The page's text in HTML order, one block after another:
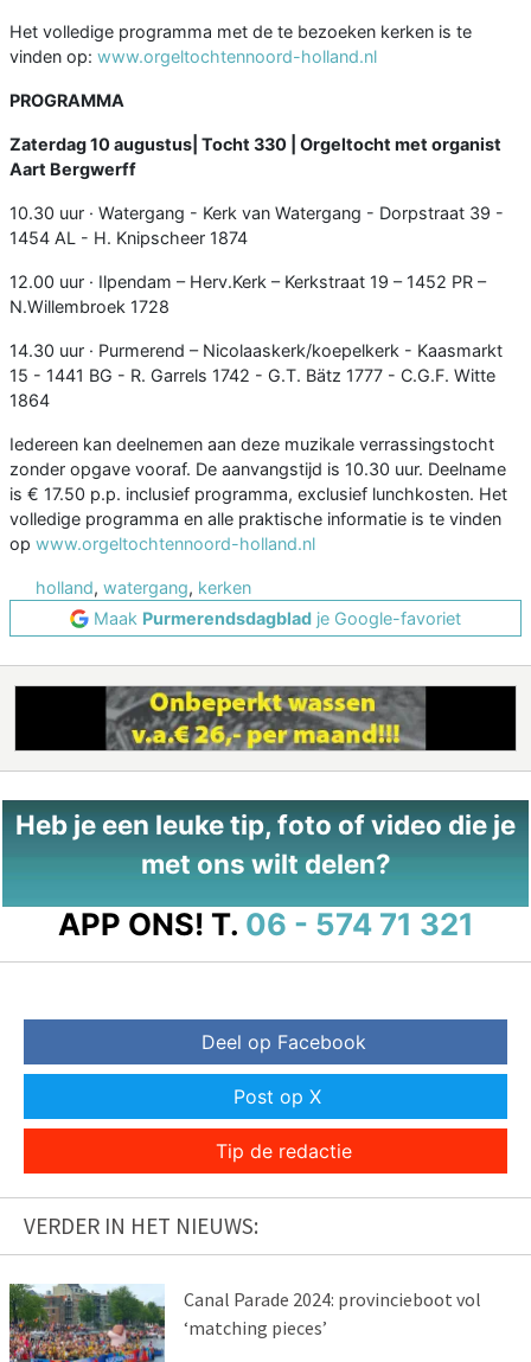
Het volledige programma met de te bezoeken kerken is te
vinden op: www.orgeltochtennoord-holland.nl
PROGRAMMA
Zaterdag 10 augustus| Tocht 330 | Orgeltocht met organist
Aart Bergwerff
10.30 uur · Watergang - Kerk van Watergang - Dorpstraat 39 -
1454 AL - H. Knipscheer 1874
12.00 uur · Ilpendam – Herv.Kerk – Kerkstraat 19 – 1452 PR –
N.Willembroek 1728
14.30 uur · Purmerend – Nicolaaskerk/koepelkerk - Kaasmarkt
15 - 1441 BG - R. Garrels 1742 - G.T. Bätz 1777 - C.G.F. Witte
1864
Iedereen kan deelnemen aan deze muzikale verrassingstocht
zonder opgave vooraf. De aanvangstijd is 10.30 uur. Deelname
is € 17.50 p.p. inclusief programma, exclusief lunchkosten. Het
volledige programma en alle praktische informatie is te vinden
op www.orgeltochtennoord-holland.nl
holland, watergang, kerken
Maak Purmerendsdagblad je Google-favoriet
Heb je een leuke tip, foto of video die je
met ons wilt delen?
APP ONS! T. 06 - 574 71 321
Deel op Facebook
Post op X
Tip de redactie
VERDER IN HET NIEUWS:
Canal Parade 2024: provincieboot vol
‘matching pieces’